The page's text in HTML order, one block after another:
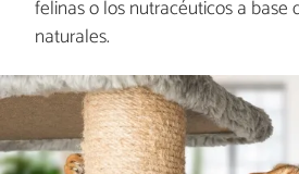
felinas o los nutracéuticos a base
naturales.